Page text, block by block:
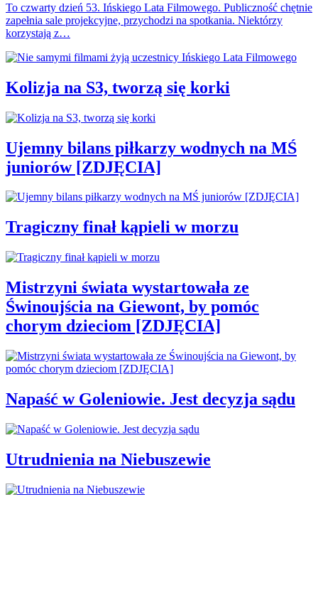
To czwarty dzień 53. Ińskiego Lata Filmowego. Publiczność chętnie
zapełnia sale projekcyjne, przychodzi na spotkania. Niektórzy
korzystają z…
Kolizja na S3, tworzą się korki
Ujemny bilans piłkarzy wodnych na MŚ
juniorów [ZDJĘCIA]
Tragiczny finał kąpieli w morzu
Mistrzyni świata wystartowała ze
Świnoujścia na Giewont, by pomóc
chorym dzieciom [ZDJĘCIA]
Napaść w Goleniowie. Jest decyzja sądu
Utrudnienia na Niebuszewie